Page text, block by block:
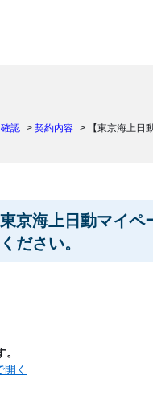
認 > 契約内容 >
【東京海上日
京海上日動マイ
ださい。